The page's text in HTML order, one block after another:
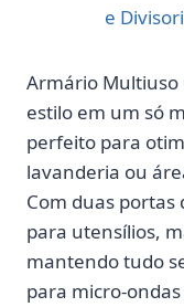
Armário Multiuso
estilo em um só
perfeito para
lavanderia ou
Com duas
para utensílios,
mantendo tudo
para micro-